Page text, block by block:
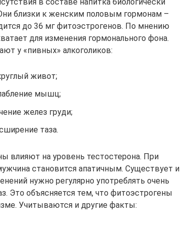
близки к женским половым гормонам –
до 36 мг фитоэстрогенов. По мнению
для изменения гормонального фона.
у «пивных» алкоголиков:
живот;
мышц;
желез груди;
таза.
влияют на уровень тестостерона. При
становится апатичным. Существует и
нужно регулярно употреблять очень
Это объясняется тем, что фитоэстрогены
Учитываются и другие факты: